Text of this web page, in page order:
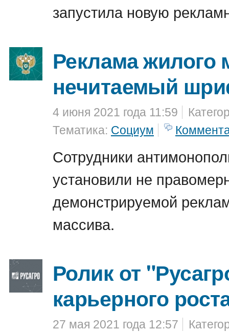
запустила новую
Реклама жилого
нечитаемый
4 июня 2021 года 11:59
Тематика: Социум
Сотрудники
установили не
демонстрируемой
массива.
Ролик от
карьерного
27 мая 2021 года 12:57